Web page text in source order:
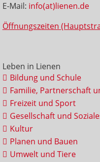
E-Mail: info(at)lienen.de
Öffnungszeiten
Leben in Lienen
Bildung und Schule
Familie, Partnerschaft
Freizeit und Sport
Gesellschaft und
Kultur
Planen und Bauen
Umwelt und Tiere